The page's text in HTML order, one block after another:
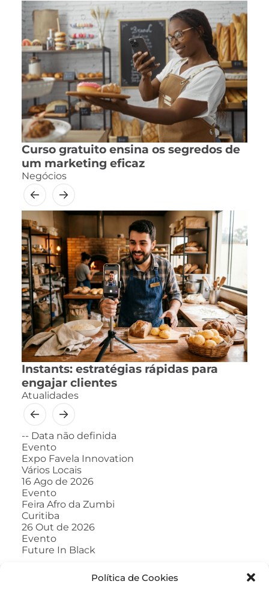
Política de Cookies
Curso gratuito ensina os segredos de
um marketing eficaz
Negócios
Instants: estratégias rápidas para
engajar clientes
Atualidades
-- Data não definida
Evento
Expo Favela Innovation
Vários Locais
16 Ago de 2026
Evento
Feira Afro da Zumbi
Curitiba
26 Out de 2026
Evento
Future In Black